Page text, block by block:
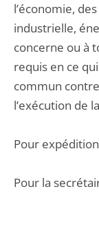
l’économie,
industrielle,
concerne ou à
requis en ce
commun
l’exécution de
Pour
Pour la